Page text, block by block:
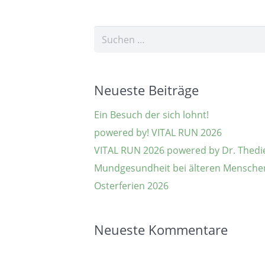
Suchen
nach:
Neueste Beiträge
Ein Besuch der sich lohnt!
powered by! VITAL RUN 2026
VITAL RUN 2026 powered by Dr.
Mundgesundheit bei älteren
Osterferien 2026
Neueste Kommentare